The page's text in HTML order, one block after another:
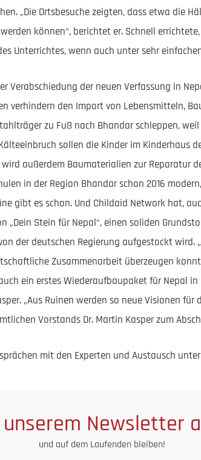
„Die Ortsbesuche zeigten, dass etwa die
können“, berichtet er. Schnell
Unterrichtes, wenn auch unter sehr
Verabschiedung der neuen Verfassung in
verhindern den Import von Lebensmitteln,
zu Fuß nach Bhandar schleppen,
sollen die Kinder im Kinderhaus
außerdem Baumaterialien zur Reparatur
in der Region Bhandar schon 2016
gibt es schon. Und Childaid Network hat,
„Dein Stein für Nepal“, einen soliden
der deutschen Regierung aufgestockt wird.
Zusammenarbeit überzeugen
ein erstes Wiederaufbaupaket für Nepal
„Aus Ruinen werden so neue Visionen
Vorstands Dr. Martin Kasper zum
mit den Experten und Austausch
Newsletter
und auf dem Laufenden bleiben!